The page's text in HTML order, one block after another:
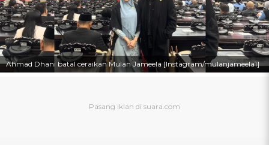
Ahmad Dhani batal ceraikan Mulan Jameela [Instagram/mulanjameela1]